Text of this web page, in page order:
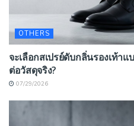
OTHERS
จะเลือกสเปรย์ดับกลิ่นรองเท้า
ต่อวัสดุจริง?
07/29/2026